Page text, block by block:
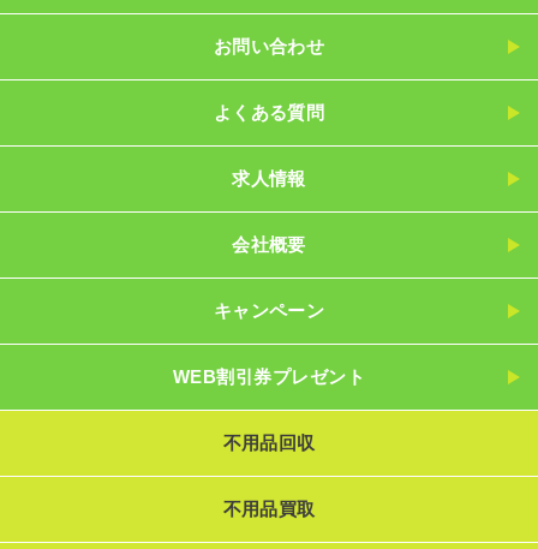
お問い合わせ
よくある質問
求人情報
会社概要
キャンペーン
WEB割引券プレゼント
不用品回収
不用品買取